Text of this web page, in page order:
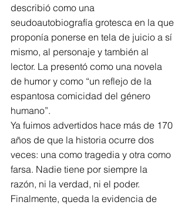
describió como una
seudoautobiografía grotesca en la que
proponía ponerse en tela de juicio a sí
mismo, al personaje y también al
lector. La presentó como una novela
de humor y como “un reflejo de la
espantosa comicidad del género
humano”.
Ya fuimos advertidos hace más de 170
años de que la historia ocurre dos
veces: una como tragedia y otra como
farsa. Nadie tiene por siempre la
razón, ni la verdad, ni el poder.
Finalmente, queda la evidencia de